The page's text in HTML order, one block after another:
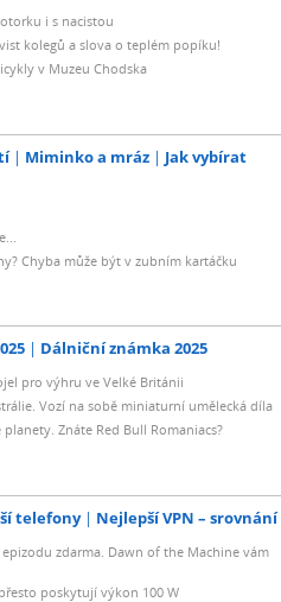
i s nacistou
kolegů a slova o teplém popíku!
v Muzeu Chodska
Miminko a mráz
Jak vybírat
Chyba může být v zubním kartáčku
Dálniční známka 2025
pro výhru ve Velké Británii
Vozí na sobě miniaturní umělecká díla
Znáte Red Bull Romaniacs?
telefony Nejlepší VPN – srovnání
zdarma. Dawn of the Machine vám
poskytují výkon 100 W